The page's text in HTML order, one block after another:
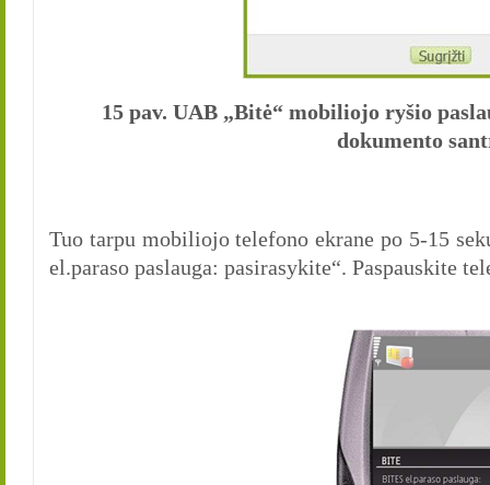
15 pav. UAB „Bitė“ mobiliojo ryšio
dokumento
Tuo tarpu mobiliojo telefono ekrane po 5-15
el.paraso paslauga: pasirasykite“. Paspauskite